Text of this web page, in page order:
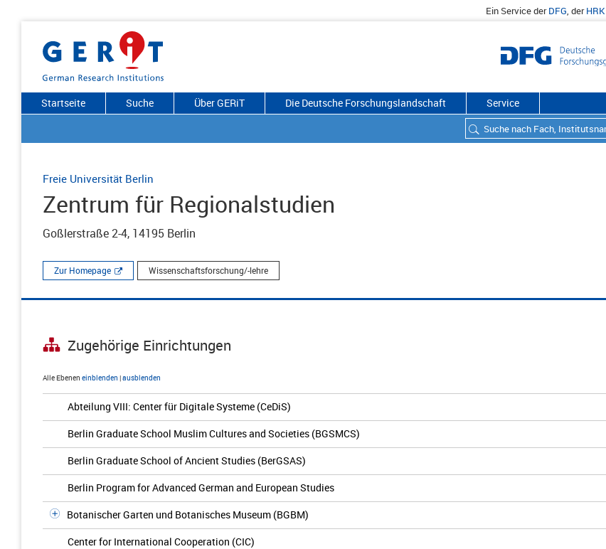
Ein Service derDFG, derHRK
Startseite Suche Über GERiT Die Deutsche Forschungslandschaft Service
Freie Universität Berlin
Zentrum für Regionalstudien
Goßlerstraße 2-4, 14195 Berlin
Zur Homepage Wissenschaftsforschung/-lehre
Zugehörige Einrichtungen
Alle Ebenen einblenden |ausblenden
Abteilung VIII: Center für Digitale Systeme (CeDiS)
Berlin Graduate School Muslim Cultures and Societies (BGSMCS)
Berlin Graduate School of Ancient Studies (BerGSAS)
Berlin Program for Advanced German and European Studies
Botanischer Garten und Botanisches Museum (BGBM)
Center for International Cooperation (CIC)